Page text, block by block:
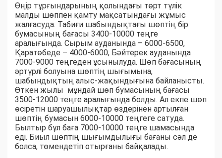
Өңір тұрғындарының қолындағы төрт түлік
малды шөппен қамту мақсатындағы жұмыс
жалғасуда. Табиғи шабындықтағы шөптің бір
бумасының бағасы 3400-10000 теңге
аралығында. Сырым ауданында – 6000-6500,
Қаратөбеде – 4000-6000, Бәйтерек ауданында
7000-9000 теңгеден ұсынылуда. Шөп бағасының
әртүрлі болуына шөптің шығымына,
шабындықтың алыс-жақындығына байланысты.
Өткен жылы мұндай шөп бумасының бағасы
3500-12000 теңге аралығында болды. Ал екпе шөп
өсіретін шаруашылықтар өздерінен артылған
шөптің бумасын 6000-10000 теңгеге сатуда.
Былтыр бұл баға 7000-10000 теңге шамасында
еді. Биыл шөптің шығымдылығы бағаны сәл де
болса, төмендетіп отырғаны байқалады.